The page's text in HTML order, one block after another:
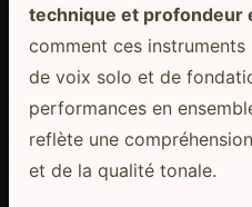
technique et profondeur
comment ces
de voix solo et de
performances en
reflète une
et de la qualité tonale.